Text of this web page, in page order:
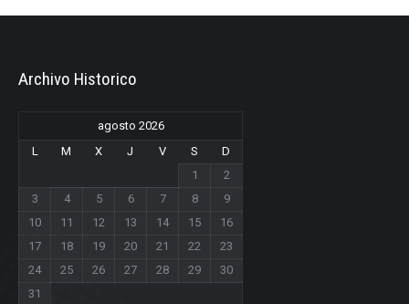
Archivo Historico
agosto 2026
L
M X J V S
D
1
2
3
4 5 6 7 8
9
10
11 12 13 14 15
16
17
18 19 20 21 22
23
24
25 26 27 28 29
30
31